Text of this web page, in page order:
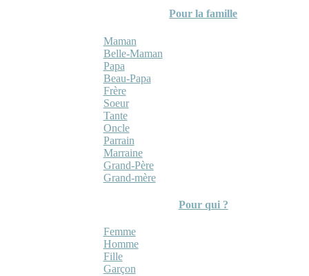
Pour la famille
Maman
Belle-Maman
Papa
Beau-Papa
Frère
Soeur
Tante
Oncle
Parrain
Marraine
Grand-Père
Grand-mère
Pour qui ?
Femme
Homme
Fille
Garçon